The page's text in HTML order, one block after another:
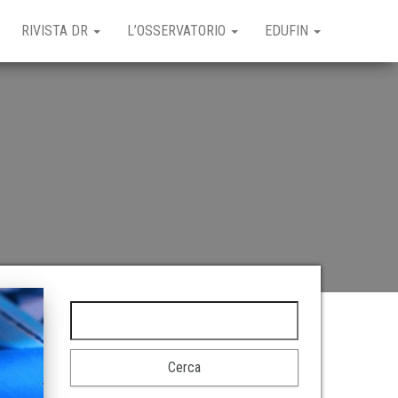
RIVISTA DR L’OSSERVATORIO EDUFIN